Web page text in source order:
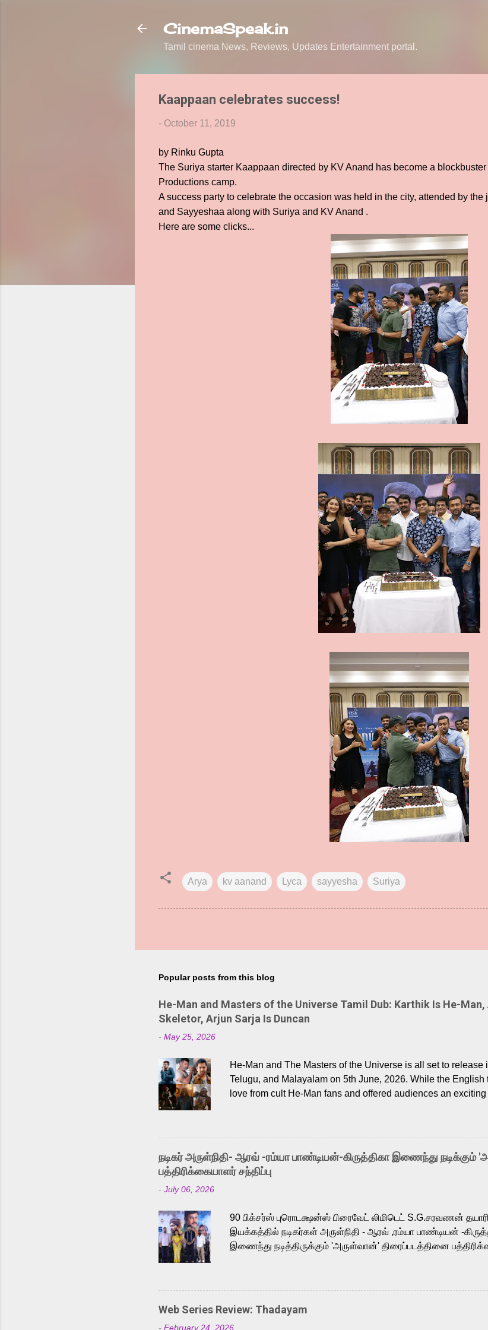
CinemaSpeak.in
Tamil cinema News, Reviews, Updates Entertainment portal.
Kaappaan celebrates success!
- October 11, 2019
by Rinku Gupta
The Suriya starter Kaappaan directed by KV Anand has become a
Productions camp.
A success party to celebrate the occasion was held in the city, attended by
and Sayyeshaa along with Suriya and KV Anand .
Here are some clicks...
Arya kv aanand Lyca sayyesha Suriya
Popular posts from this blog
He-Man and Masters of the Universe Tamil Dub: Karthik Is He-
Skeletor, Arjun Sarja Is Duncan
- May 25, 2026
He-Man and The Masters of the Universe is all set to
Telugu, and Malayalam on 5th June, 2026. While the
love from cult He-Man fans and offered audiences an
Adding to the growing buzz is the film’s powerful Tamil
singer Karthik, who lends his voice to the iconic superhero
like “Behene De” from Raavan, “Oru Maalai” from Ghajini,
Karthik is loved for his versatile voice and strong command
a strong fit for the legendary character. Adithya Menon,
நடிகர் அருள்நிதி- ஆரவ் -ரம்யா பாண்டியன்-கிருத்திகா இணைந்து நடிக்கும்
பத்திரிக்கையாளர் சந்திப்பு
- July 06, 2026
90 பிக்சர்ஸ் புரொடக்ஷன்ஸ் பிரைவேட் லிமிடெட் S.G.சரவணன்
இயக்கத்தில் நடிகர்கள் அருள்நிதி - ஆரவ் ,ரம்யா பாண்டியன் -
இணைந்து நடித்திருக்கும் 'அருள்வான்' திரைப்படத்தினை
அருள்நிதி, ஆரவ், காளி வெங்கட், ரம்யா பாண்டியன், வி டி வி கணேஷ்
'பருத்திவீரன்' சரவணன், ஹரிஷ் உத்தமன் உள்ளிட்ட பலர்
செய்திருக்கும் இந்த திரைப்படத்திற்கு ஜீ. வி. பிரகாஷ் குமார்
இளையராஜா கலை இயக்கத்தை கவனிக்க.. லாரன்ஸ் கிஷோர் படத்
Web Series Review: Thadayam
- February 24, 2026